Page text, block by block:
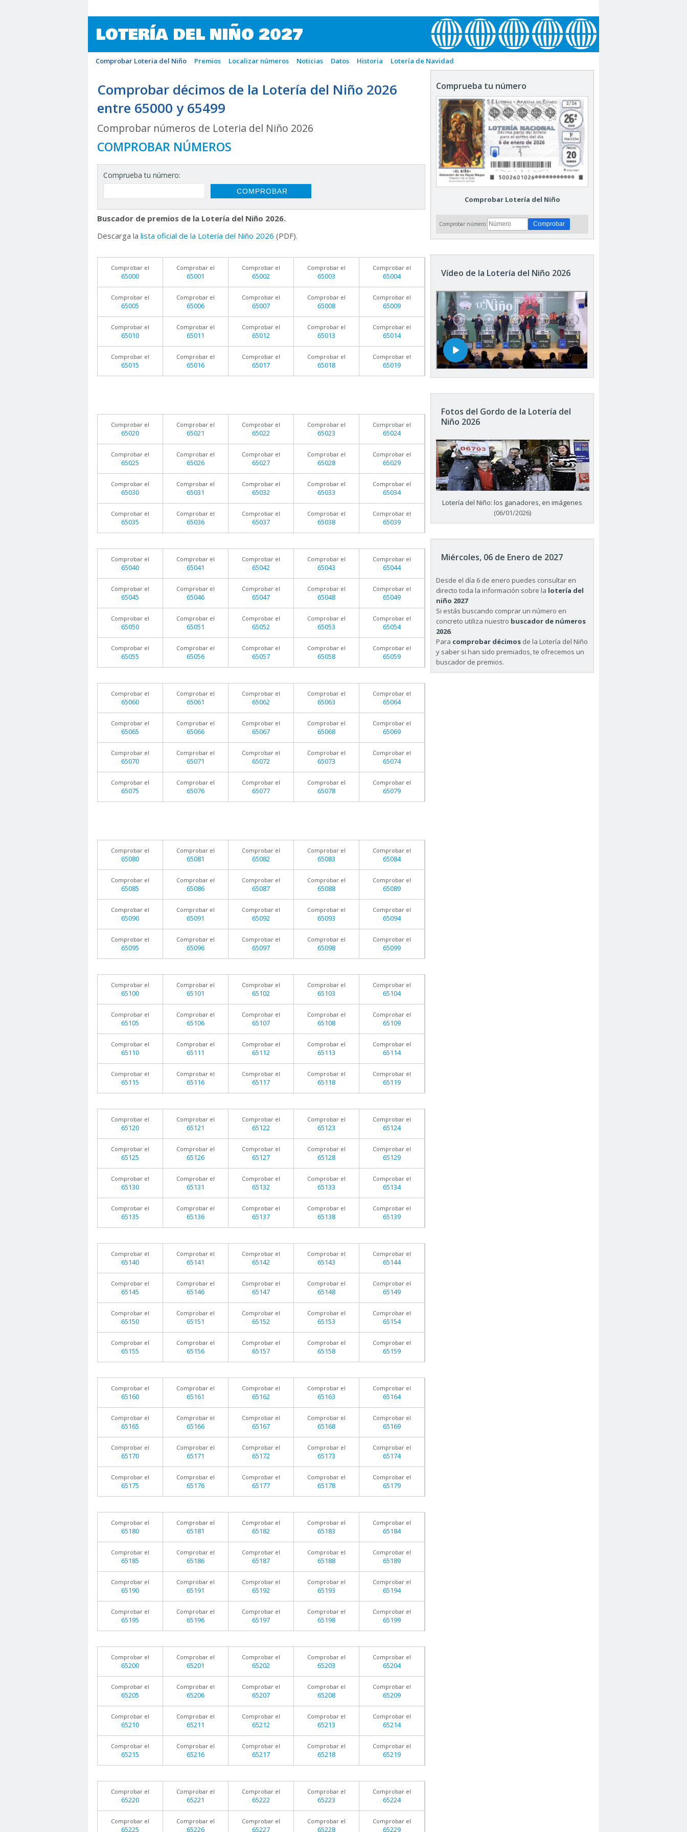
LOTERÍA DEL NIÑO 2027
Comprobar Loteria del Niño Premios Localizar números Noticias Datos Historia Lotería de Navidad
Comprobar décimos de la Lotería del Niño 2026
entre 65000 y 65499
Comprobar números de Loteria del Niño 2026
COMPROBAR NÚMEROS
Comprueba tu número:
Buscador de premios de la Lotería del Niño 2026.
Descarga la lista oficial de la Lotería del Niño 2026 (PDF).
Comprobar el
65000
Comprobar el
65001
Comprobar el
65002
Comprobar el
65003
Comprobar el
65004
Comprobar el
65005
Comprobar el
65006
Comprobar el
65007
Comprobar el
65008
Comprobar el
65009
Comprobar el
65010
Comprobar el
65011
Comprobar el
65012
Comprobar el
65013
Comprobar el
65014
Comprobar el
65015
Comprobar el
65016
Comprobar el
65017
Comprobar el
65018
Comprobar el
65019
Comprobar el
65020
Comprobar el
65021
Comprobar el
65022
Comprobar el
65023
Comprobar el
65024
Comprobar el
65025
Comprobar el
65026
Comprobar el
65027
Comprobar el
65028
Comprobar el
65029
Comprobar el
65030
Comprobar el
65031
Comprobar el
65032
Comprobar el
65033
Comprobar el
65034
Comprobar el
65035
Comprobar el
65036
Comprobar el
65037
Comprobar el
65038
Comprobar el
65039
Comprobar el
65040
Comprobar el
65041
Comprobar el
65042
Comprobar el
65043
Comprobar el
65044
Comprobar el
65045
Comprobar el
65046
Comprobar el
65047
Comprobar el
65048
Comprobar el
65049
Comprobar el
65050
Comprobar el
65051
Comprobar el
65052
Comprobar el
65053
Comprobar el
65054
Comprobar el
65055
Comprobar el
65056
Comprobar el
65057
Comprobar el
65058
Comprobar el
65059
Comprobar el
65060
Comprobar el
65061
Comprobar el
65062
Comprobar el
65063
Comprobar el
65064
Comprobar el
65065
Comprobar el
65066
Comprobar el
65067
Comprobar el
65068
Comprobar el
65069
Comprobar el
65070
Comprobar el
65071
Comprobar el
65072
Comprobar el
65073
Comprobar el
65074
Comprobar el
65075
Comprobar el
65076
Comprobar el
65077
Comprobar el
65078
Comprobar el
65079
Comprobar el
65080
Comprobar el
65081
Comprobar el
65082
Comprobar el
65083
Comprobar el
65084
Comprobar el
65085
Comprobar el
65086
Comprobar el
65087
Comprobar el
65088
Comprobar el
65089
Comprobar el
65090
Comprobar el
65091
Comprobar el
65092
Comprobar el
65093
Comprobar el
65094
Comprobar el
65095
Comprobar el
65096
Comprobar el
65097
Comprobar el
65098
Comprobar el
65099
Comprobar el
65100
Comprobar el
65101
Comprobar el
65102
Comprobar el
65103
Comprobar el
65104
Comprobar el
65105
Comprobar el
65106
Comprobar el
65107
Comprobar el
65108
Comprobar el
65109
Comprobar el
65110
Comprobar el
65111
Comprobar el
65112
Comprobar el
65113
Comprobar el
65114
Comprobar el
65115
Comprobar el
65116
Comprobar el
65117
Comprobar el
65118
Comprobar el
65119
Comprobar el
65120
Comprobar el
65121
Comprobar el
65122
Comprobar el
65123
Comprobar el
65124
Comprobar el
65125
Comprobar el
65126
Comprobar el
65127
Comprobar el
65128
Comprobar el
65129
Comprobar el
65130
Comprobar el
65131
Comprobar el
65132
Comprobar el
65133
Comprobar el
65134
Comprobar el
65135
Comprobar el
65136
Comprobar el
65137
Comprobar el
65138
Comprobar el
65139
Comprobar el
65140
Comprobar el
65141
Comprobar el
65142
Comprobar el
65143
Comprobar el
65144
Comprobar el
65145
Comprobar el
65146
Comprobar el
65147
Comprobar el
65148
Comprobar el
65149
Comprobar el
65150
Comprobar el
65151
Comprobar el
65152
Comprobar el
65153
Comprobar el
65154
Comprobar el
65155
Comprobar el
65156
Comprobar el
65157
Comprobar el
65158
Comprobar el
65159
Comprobar el
65160
Comprobar el
65161
Comprobar el
65162
Comprobar el
65163
Comprobar el
65164
Comprobar el
65165
Comprobar el
65166
Comprobar el
65167
Comprobar el
65168
Comprobar el
65169
Comprobar el
65170
Comprobar el
65171
Comprobar el
65172
Comprobar el
65173
Comprobar el
65174
Comprobar el
65175
Comprobar el
65176
Comprobar el
65177
Comprobar el
65178
Comprobar el
65179
Comprobar el
65180
Comprobar el
65181
Comprobar el
65182
Comprobar el
65183
Comprobar el
65184
Comprobar el
65185
Comprobar el
65186
Comprobar el
65187
Comprobar el
65188
Comprobar el
65189
Comprobar el
65190
Comprobar el
65191
Comprobar el
65192
Comprobar el
65193
Comprobar el
65194
Comprobar el
65195
Comprobar el
65196
Comprobar el
65197
Comprobar el
65198
Comprobar el
65199
Comprobar el
65200
Comprobar el
65201
Comprobar el
65202
Comprobar el
65203
Comprobar el
65204
Comprobar el
65205
Comprobar el
65206
Comprobar el
65207
Comprobar el
65208
Comprobar el
65209
Comprobar el
65210
Comprobar el
65211
Comprobar el
65212
Comprobar el
65213
Comprobar el
65214
Comprobar el
65215
Comprobar el
65216
Comprobar el
65217
Comprobar el
65218
Comprobar el
65219
Comprobar el
65220
Comprobar el
65221
Comprobar el
65222
Comprobar el
65223
Comprobar el
65224
Comprobar el
65225
Comprobar el
65226
Comprobar el
65227
Comprobar el
65228
Comprobar el
65229
Comprueba tu número
Comprobar Lotería del Niño
Comprobar número:
Vídeo de la Lotería del Niño 2026
Fotos del Gordo de la Lotería del
Niño 2026
Lotería del Niño: los ganadores, en imágenes
(06/01/2026)
Miércoles, 06 de Enero de 2027
Desde el día 6 de enero puedes consultar en
directo toda la información sobre la lotería del
niño 2027
Si estás buscando comprar un número en
concreto utiliza nuestro buscador de números
2026.
Para comprobar décimos de la Lotería del Niño
y saber si han sido premiados, te ofrecemos un
buscador de premios.